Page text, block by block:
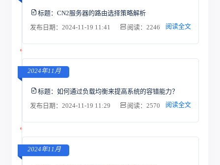
标题： CN2服务器的路由选择策略解析
发布日期：2024-11-19 11:41
阅读：2246 阅读全文
2024年11月
标题： 如何通过负载均衡来提高系统的容错能力？
发布日期：2024-11-19 11:29
阅读：2570 阅读全文
2024年11月